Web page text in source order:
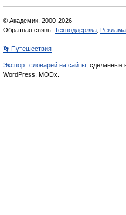
© Академик, 2000-2026
Обратная связь: Техподдержка
👣 Путешествия
Экспорт словарей на сайты , сделанные
WordPress, MODx.